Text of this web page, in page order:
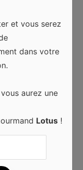
Le tombeau du
et vous serez
dans votre
aurez une
Lotus !